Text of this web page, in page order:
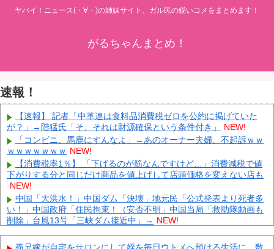
ヤバイ！ニュース(・∀・)の姉妹サイト。ガル民の鋭いコメをまとめます！
がるちゃんまとめ！
速報！
【速報】 記者「中革連は食料品消費税ゼロを公約に掲げていた
が？」→階猛氏「そ、それは財源確保という条件付き」
NEW!
「コンビニ、馬鹿にすんなよ」→あのオーナー夫婦、不起訴ｗｗ
ｗｗｗｗｗｗｗ NEW!
【消費税率1％】 「下げるのが筋なんですけど…」消費減税で値
下がりする分と同じだけ商品を値上げして店頭価格を変えない店も
NEW!
中国「大洪水！」中国ダム「決壊」地元民「公式発表より死者多
い！」中国政府「住民拘束！（安否不明」中国当局「救助隊動画も
削除」台風13号「三峡ダム接近中」→ NEW!
「中国人ってこんなに嫌われているの？」日本生活9年目で明か
す本心！ NEW!